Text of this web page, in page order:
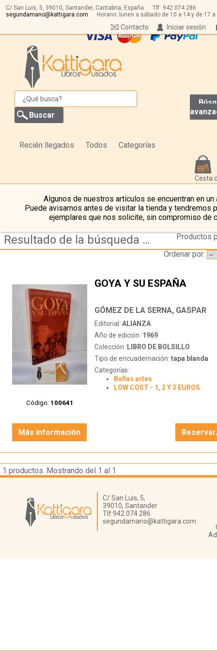
C/ San Luis, 5, 39010, Santander, Cantabria, España Tlf: 942 074 286
segundamano@kattigara.com
Horario: lunes a sábado de 10 a 14 y de 17 a
Iniciar sesión
Contacto
Recién llegados Todos Categorías
Cesta
Algunos de nuestros artículos se encuentran en un
Puede avisarnos antes de visitar la tienda y tendremos
ejemplares que nos solicite, sin compromiso de
Resultado de la búsqueda de autor gomez-de-la-serna,-gaspar
Productos
Ordenar por:
Código: 100641
GOYA Y SU ESPAÑA
GÓMEZ DE LA SERNA, GASPAR
Editorial: ALIANZA
Año de edición: 1969
Colección: LIBRO DE BOLSILLO
Tipo de encuadernación: tapa blanda
Categorías:
Bellas artes
LOW COST - 1, 2 Y 3 EUROS
Más información
1 productos. Mostrando del 1 al 1
Librería Kattigara
C/ San Luis, 5,
39010, Santander
Tlf:942 074 286
segundamano@kattigara.com